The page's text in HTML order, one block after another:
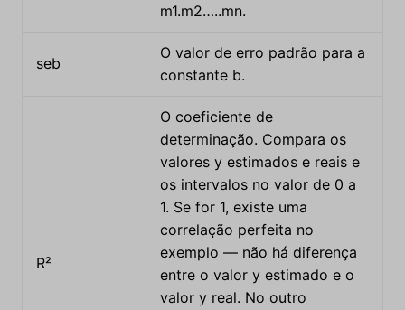
m1.m2…..mn.
seb
O valor de erro padrão para a
constante b.
R²
O coeficiente de
determinação. Compara os
valores y estimados e reais e
os intervalos no valor de 0 a
1. Se for 1, existe uma
correlação perfeita no
exemplo — não há diferença
entre o valor y estimado e o
valor y real. No outro